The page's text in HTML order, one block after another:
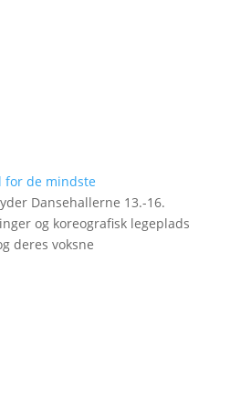
for de mindste
Dansehallerne 13.-16.
og koreografisk legeplads
deres voksne